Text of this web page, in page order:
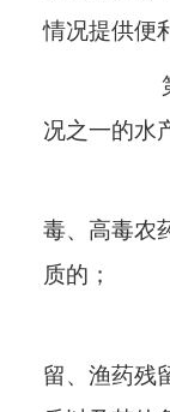
情况提供便
况之一的水
毒、高毒农
质的；
留、渔药残